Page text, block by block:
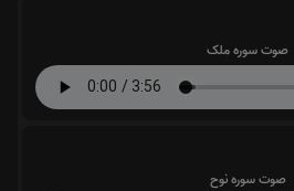
صوت سوره ملک
صوت سوره نوح